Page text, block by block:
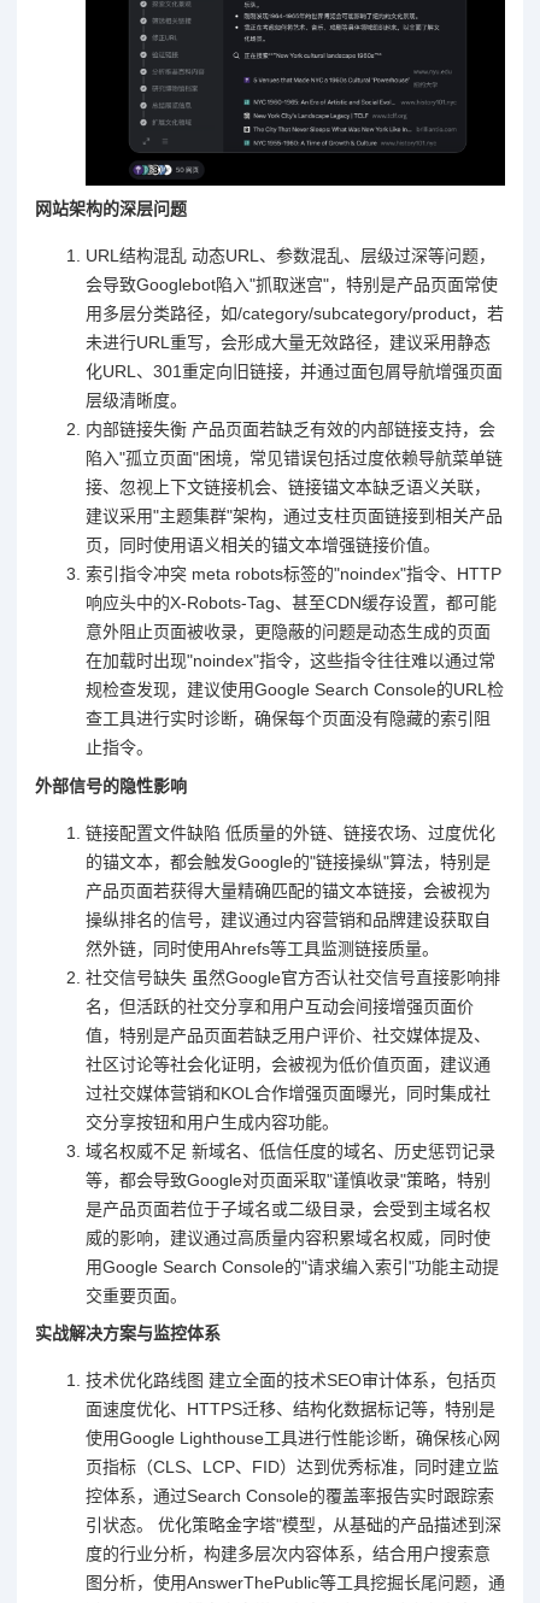
网站架构的深层问题
URL结构混乱 动态URL、参数混乱、层级过深等问题，
会导致Googlebot陷入"抓取迷宫"，特别是产品页面常使
用多层分类路径，如/category/subcategory/product，若
未进行URL重写，会形成大量无效路径，建议采用静态
化URL、301重定向旧链接，并通过面包屑导航增强页面
层级清晰度。
内部链接失衡 产品页面若缺乏有效的内部链接支持，会
陷入"孤立页面"困境，常见错误包括过度依赖导航菜单链
接、忽视上下文链接机会、链接锚文本缺乏语义关联，
建议采用"主题集群"架构，通过支柱页面链接到相关产品
页，同时使用语义相关的锚文本增强链接价值。
索引指令冲突 meta robots标签的"noindex"指令、HTTP
响应头中的X-Robots-Tag、甚至CDN缓存设置，都可能
意外阻止页面被收录，更隐蔽的问题是动态生成的页面
在加载时出现"noindex"指令，这些指令往往难以通过常
规检查发现，建议使用Google Search Console的URL检
查工具进行实时诊断，确保每个页面没有隐藏的索引阻
止指令。
外部信号的隐性影响
链接配置文件缺陷 低质量的外链、链接农场、过度优化
的锚文本，都会触发Google的"链接操纵"算法，特别是
产品页面若获得大量精确匹配的锚文本链接，会被视为
操纵排名的信号，建议通过内容营销和品牌建设获取自
然外链，同时使用Ahrefs等工具监测链接质量。
社交信号缺失 虽然Google官方否认社交信号直接影响排
名，但活跃的社交分享和用户互动会间接增强页面价
值，特别是产品页面若缺乏用户评价、社交媒体提及、
社区讨论等社会化证明，会被视为低价值页面，建议通
过社交媒体营销和KOL合作增强页面曝光，同时集成社
交分享按钮和用户生成内容功能。
域名权威不足 新域名、低信任度的域名、历史惩罚记录
等，都会导致Google对页面采取"谨慎收录"策略，特别
是产品页面若位于子域名或二级目录，会受到主域名权
威的影响，建议通过高质量内容积累域名权威，同时使
用Google Search Console的"请求编入索引"功能主动提
交重要页面。
实战解决方案与监控体系
技术优化路线图 建立全面的技术SEO审计体系，包括页
面速度优化、HTTPS迁移、结构化数据标记等，特别是
使用Google Lighthouse工具进行性能诊断，确保核心网
页指标（CLS、LCP、FID）达到优秀标准，同时建立监
控体系，通过Search Console的覆盖率报告实时跟踪索
引状态。 优化策略金字塔"模型，从基础的产品描述到深
度的行业分析，构建多层次内容体系，结合用户搜索意
图分析，使用AnswerThePublic等工具挖掘长尾问题，通